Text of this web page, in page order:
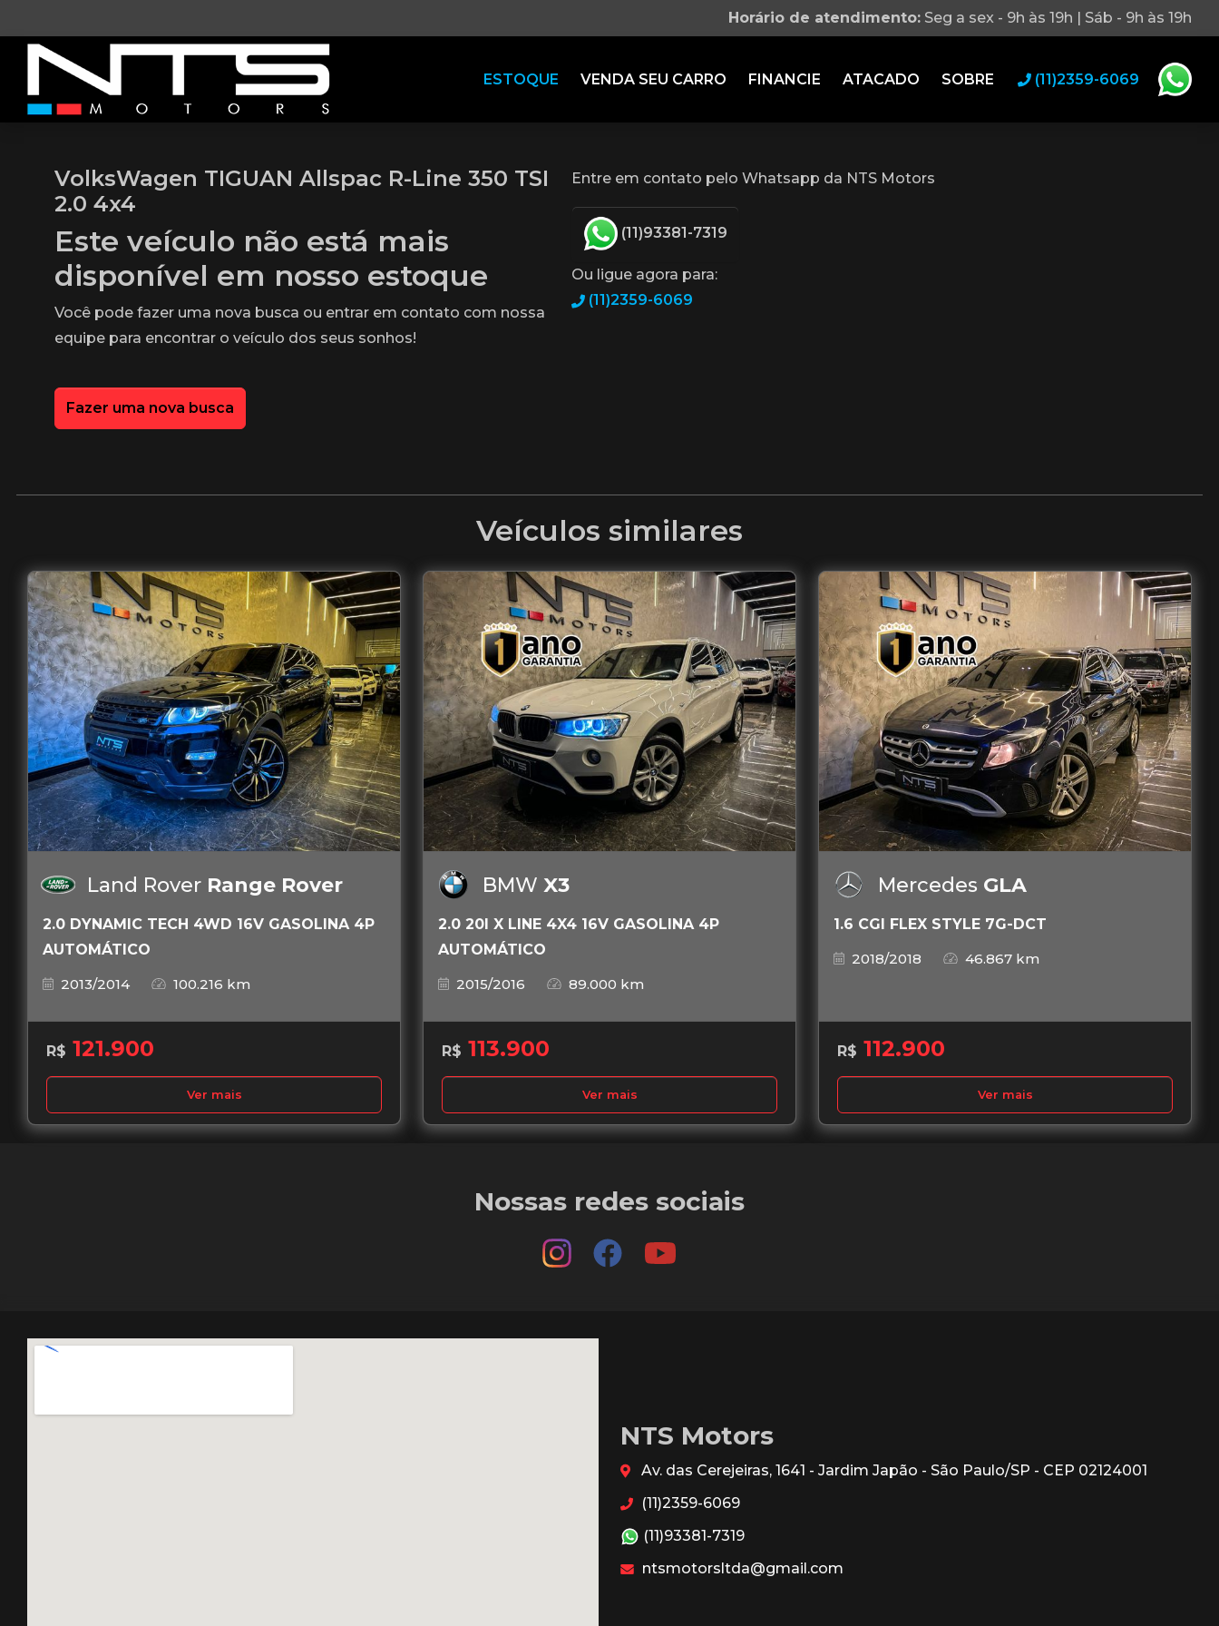
Horário de atendimento: Seg a sex - 9h às 19h | Sáb - 9h às 19h
ESTOQUE VENDA SEU CARRO FINANCIE ATACADO SOBRE (11)2359-6069
VolksWagen TIGUAN Allspac R-Line 350 TSI
2.0 4x4
Este veículo não está mais
disponível em nosso estoque
Você pode fazer uma nova busca ou entrar em contato com nossa
equipe para encontrar o veículo dos seus sonhos!
Fazer uma nova busca
Entre em contato pelo Whatsapp da NTS Motors
(11)93381-7319
Ou ligue agora para:
(11)2359-6069
Veículos similares
Land Rover Range Rover
2.0 DYNAMIC TECH 4WD 16V GASOLINA 4P
AUTOMÁTICO
2013/2014
100.216 km
R$ 121.900
Ver mais
BMW X3
2.0 20I X LINE 4X4 16V GASOLINA 4P
AUTOMÁTICO
2015/2016
89.000 km
R$ 113.900
Ver mais
Mercedes GLA
1.6 CGI FLEX STYLE 7G-DCT
2018/2018
46.867 km
R$ 112.900
Ver mais
Nossas redes sociais
NTS Motors
Av. das Cerejeiras, 1641 - Jardim Japão - São Paulo/SP - CEP 02124001
(11)2359-6069
(11)93381-7319
ntsmotorsltda@gmail.com